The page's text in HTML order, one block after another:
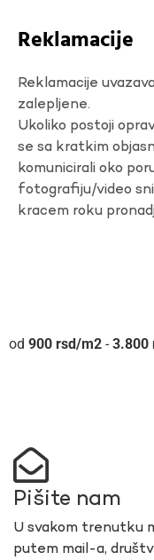
Reklamacije
Reklamacije
zalepljene.
Ukoliko postoji
se sa kratkim
komunicirali oko
fotografiju/video
kracem roku
900 rsd - 3.800
Pišite nam
U svakom trenutku
putem mail-a,